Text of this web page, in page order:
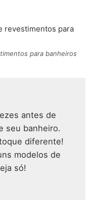
para banheiros
antes de
seu banheiro.
diferente!
modelos de
só!